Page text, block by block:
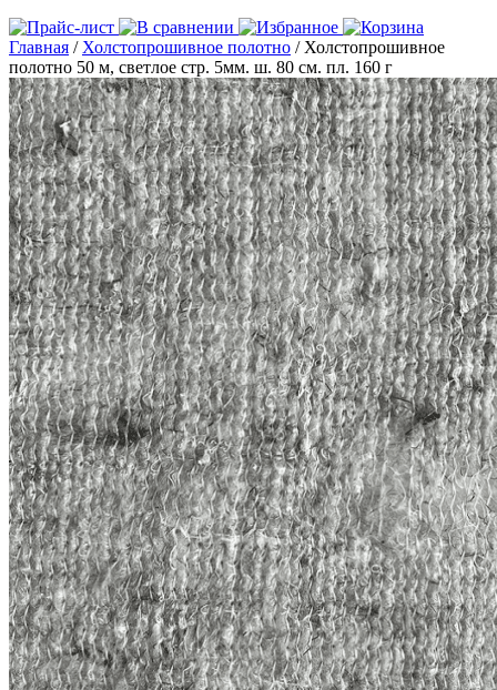
Главная / Холстопрошивное полотно / Холстопрошивное
полотно 50 м, светлое стр. 5мм. ш. 80 см. пл. 160 г